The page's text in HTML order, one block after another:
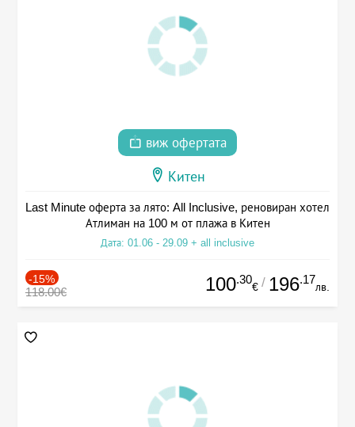
виж офертата
Китен
Last Minute оферта за лято: All Inclusive, реновиран хотел
Атлиман на 100 м от плажа в Китен
Дата: 01.06 - 29.09 + all inclusive
-15%
118.00€ 100.30
€ / 196.17
лв.